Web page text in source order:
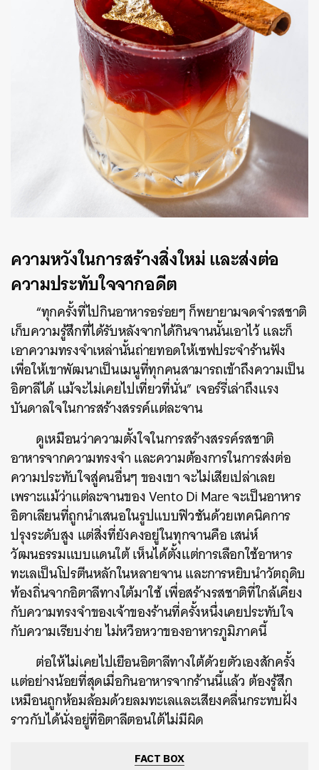
ความหวังในการสร้างสิ่งใหม่ และส่งต่อ
ความประทับใจจากอดีต
“ทุกครั้งที่ไปกินอาหารอร่อยๆ ก็พยายามจดจำรสชาติ
เก็บความรู้สึกที่ได้รับหลังจากได้กินจานนั้นเอาไว้ และก็
เอาความทรงจำเหล่านั้นถ่ายทอดให้เซฟประจำร้านฟัง
เพื่อให้เขาพัฒนาเป็นเมนูที่ทุกคนสามารถเข้าถึงความเป็น
อิตาลีได้ แม้จะไม่เคยไปเที่ยวที่นั่น” เจอร์รี่เล่าถึงแรง
บันดาลใจในการสร้างสรรค์แต่ละจาน
ดูเหมือนว่าความตั้งใจในการสร้างสรรค์รสชาติ
อาหารจากความทรงจำ และความต้องการในการส่งต่อ
ความประทับใจสู่คนอื่นๆ ของเขา จะไม่เสียเปล่าเลย
เพราะแม้ว่าแต่ละจานของ Vento Di Mare จะเป็นอาหาร
อิตาเลียนที่ถูกนำเสนอในรูปแบบฟิวชันด้วยเทคนิคการ
ปรุงระดับสูง แต่สิ่งที่ยังคงอยู่ในทุกจานคือ เสน่ห์
วัฒนธรรมแบบแดนใต้ เห็นได้ตั้งแต่การเลือกใช้อาหาร
ทะเลเป็นโปรตีนหลักในหลายจาน และการหยิบนำวัตถุดิบ
ท้องถิ่นจากอิตาลีทางใต้มาใช้ เพื่อสร้างรสชาติที่ใกล้เคียง
กับความทรงจำของเจ้าของร้านที่ครั้งหนึ่งเคยประทับใจ
กับความเรียบง่าย ไม่หวือหวาของอาหารภูมิภาคนี้
ต่อให้ไม่เคยไปเยือนอิตาลีทางใต้ด้วยตัวเองสักครั้ง
แต่อย่างน้อยที่สุดเมื่อกินอาหารจากร้านนี้แล้ว ต้องรู้สึก
เหมือนถูกห้อมล้อมด้วยลมทะเลและเสียงคลื่นกระทบฝั่ง
ราวกับได้นั่งอยู่ที่อิตาลีตอนใต้ไม่มีผิด
FACT BOX